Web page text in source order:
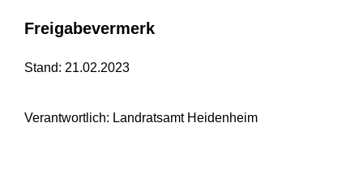
Freigabevermerk
Stand: 21.02.2023
Verantwortlich: Landratsamt Heidenheim